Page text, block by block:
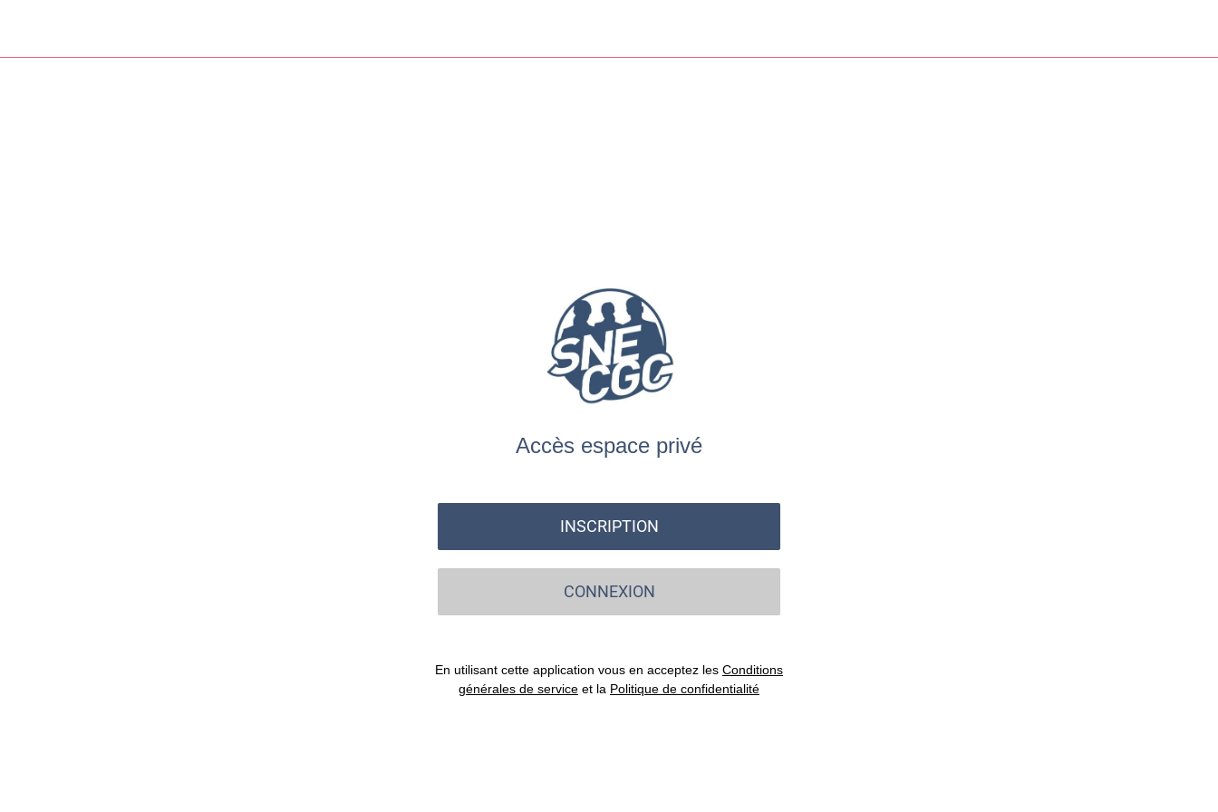
Accès espace privé
INSCRIPTION
CONNEXION
En utilisant cette application vous en acceptez les Conditions
générales de service et la Politique de confidentialité